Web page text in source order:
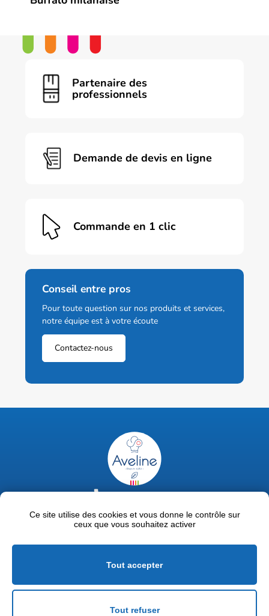
Partenaire des
professionnels
Demande de devis en ligne
Commande en 1 clic
Conseil entre pros
Pour toute question sur nos produits et services,
notre équipe est à votre écoute
Contactez-nous
02 47 63 18 92
contact@avelinepro.fr
Mentions légales
Politique de confidentialité
Ce site utilise des cookies et vous donne le contrôle sur
ceux que vous souhaitez activer
Tout accepter
Tout refuser